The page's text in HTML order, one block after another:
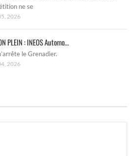
ne se
2026
PLEIN : INEOS Automo...
le Grenadier.
2026